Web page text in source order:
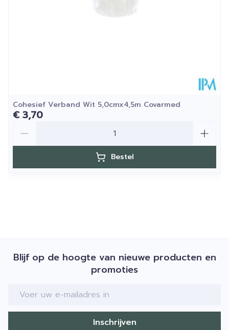
25°C)
Cohesief Verband Wit 5,0cmx4,5m Covarmed
€ 3,70
Bestel
Blijf op de hoogte van nieuwe producten en
promoties
E-mail adres
Inschrijven